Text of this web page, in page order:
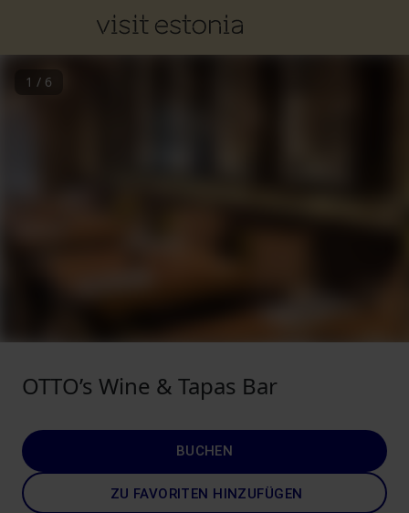
1 / 6
OTTO’s Wine & Tapas Bar
BUCHEN
ZU FAVORITEN HINZUFÜGEN